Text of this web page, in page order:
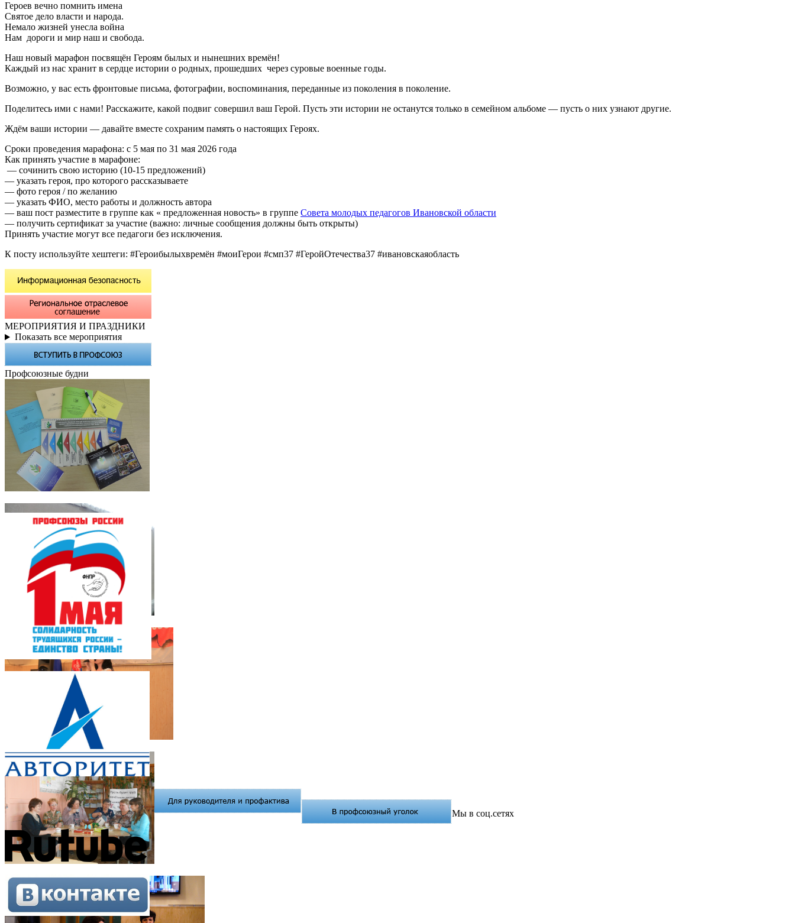
Героев вечно помнить имена
Святое дело власти и народа.
Немало жизней унесла война
Нам дороги и мир наш и свобода.
Наш новый марафон посвящён Героям былых и нынешних времён!
Каждый из нас хранит в сердце истории о родных, прошедших через суровые военные годы.
Возможно, у вас есть фронтовые письма, фотографии, воспоминания, переданные из поколения в поколение.
Поделитесь ими с нами! Расскажите, какой подвиг совершил ваш Герой. Пусть эти истории не останутся только в семейном альбоме — пусть о них узнают другие.
Ждём ваши истории — давайте вместе сохраним память о настоящих Героях.
Сроки проведения марафона: с 5 мая по 31 мая 2026 года
Как принять участие в марафоне:
— сочинить свою историю (10-15 предложений)
— указать героя, про которого рассказываете
— фото героя / по желанию
— указать ФИО, место работы и должность автора
— ваш пост разместите в группе как « предложенная новость» в группе Совета молодых педагогов Ивановской области
— получить сертификат за участие (важно: личные сообщения должны быть открыты)
Принять участие могут все педагоги без исключения.
К посту используйте хештеги: #Героибылыхвремён #моиГерои #смп37 #ГеройОтечества37 #ивановскаяобласть
МЕРОПРИЯТИЯ И ПРАЗДНИКИ
Показать все мероприятия
Профсоюзные будни
Мы в соц.сетях